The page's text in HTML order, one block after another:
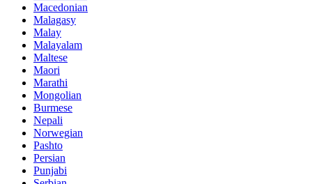
Macedonian
Malagasy
Malay
Malayalam
Maltese
Maori
Marathi
Mongolian
Burmese
Nepali
Norwegian
Pashto
Persian
Punjabi